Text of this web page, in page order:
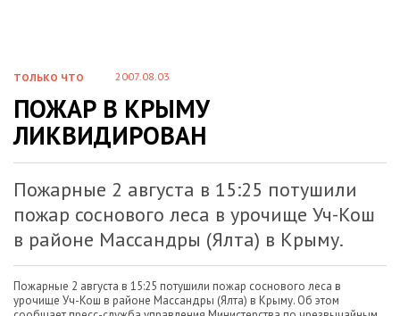
ТОЛЬКО ЧТО 2007.08.03
ПОЖАР В КРЫМУ
ЛИКВИДИРОВАН
Пожарные 2 августа в 15:25 потушили
пожар соснового леса в урочище Уч-Кош
в районе Массандры (Ялта) в Крыму.
Пожарные 2 августа в 15:25 потушили пожар соснового леса в
урочище Уч-Кош в районе Массандры (Ялта) в Крыму. Об этом